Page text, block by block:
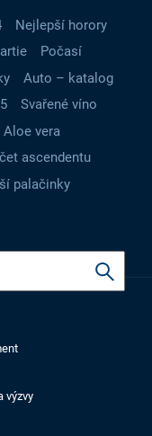
Nejlepší horory
Počasí
Auto – katalog
Svařené víno
Aloe vera
ascendentu
palačinky
výzvy